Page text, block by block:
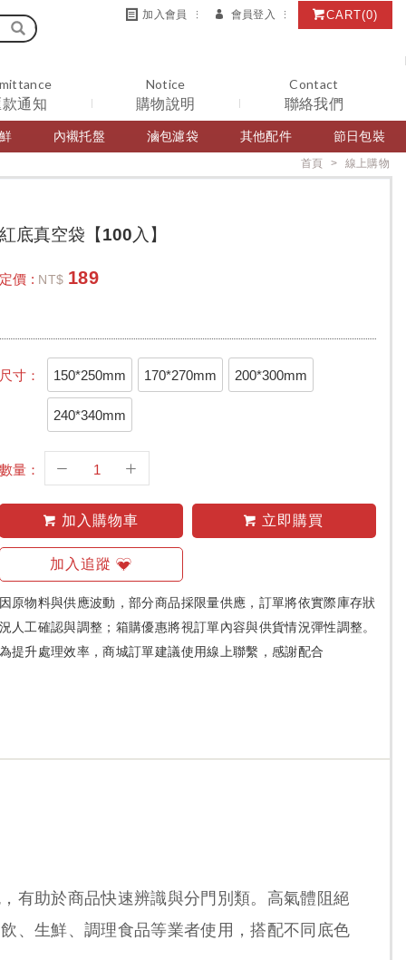
加入會員 會員登入 CART(0)
內襯托盤 滷包濾袋 其他配件 節日包裝
通知
Notice
購物說明
Contact
聯絡我們
首頁 線上購物
底真空袋【100入】
價 : NT$ 189
寸： 150*250mm 170*270mm 200*300mm
240*340mm
量：
加入購物車 立即購買
加入追蹤
原物料與供應波動，部分商品採限量供應，訂單將依實際庫存狀
人工確認與調整；箱購優惠將視訂單內容與供貨情況彈性調整。
提升處理效率，商城訂單建議使用線上聯繫，感謝配合
有助於商品快速辨識與分門別類。高氣體阻絕
、生鮮、調理食品等業者使用，搭配不同底色